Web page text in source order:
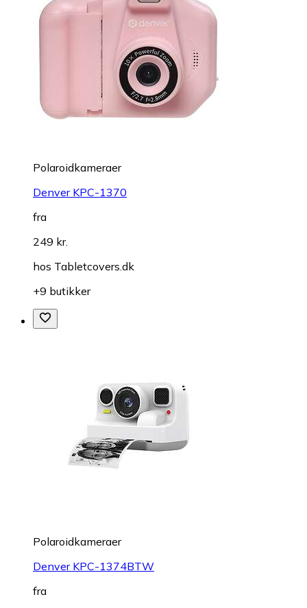
Polaroidkameraer
Denver KPC-1370
fra
249 kr.
hos Tabletcovers.dk
+9 butikker
Polaroidkameraer
Denver KPC-1374BTW
fra